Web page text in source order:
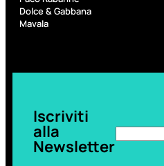
Dolce & Gabbana
Mavala
Iscriviti
alla
Newsletter